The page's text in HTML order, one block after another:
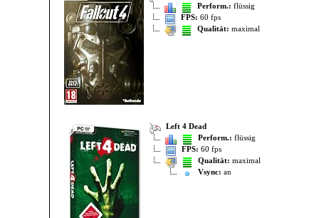
Perform.: flüssig
FPS: 60 fps
Qualität: maximal
Left 4 Dead
Perform.: flüssig
FPS: 60 fps
Qualität: maximal
Vsync: an